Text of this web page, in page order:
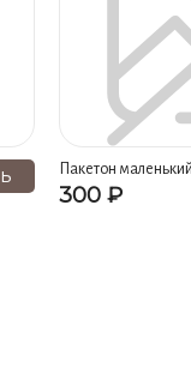
Носки спортивные
Пакетон маленький
300 ₽